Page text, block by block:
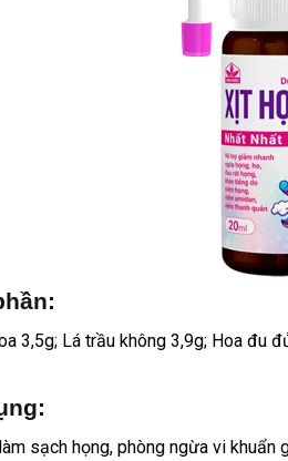
3,5g; Lá trầu không 3,9g; Hoa đu
sạch họng, phòng ngừa vi